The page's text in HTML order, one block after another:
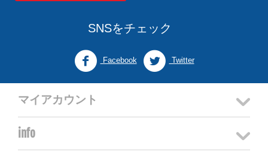
SNSをチェック
Facebook Twitter
マイアカウント
info